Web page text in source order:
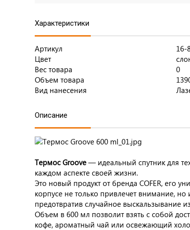
Характеристики
Артикул
16-
Цвет
Вес товара
0
Объем товара
Вид нанесения
Описание
Термос Groove — идеальный спутник для
каждом аспекте своей жизни.
Это новый продукт от бренда COFER, его
корпусе не только привлечет внимание, но
предотвратив случайное выскальзывание
Объем в 600 мл позволит взять с собой
кофе, ароматный чай или освежающий